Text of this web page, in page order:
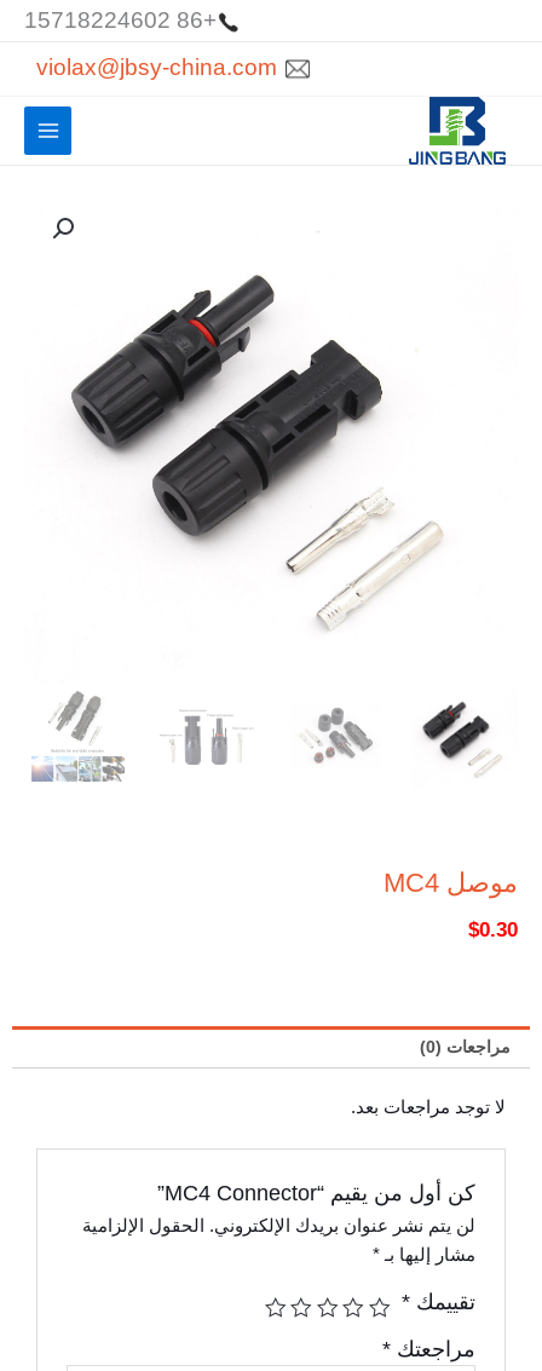
+86 15718224602
violax@jbsy-china.com
موصل MC4
$0.30
مراجعات (0)
لا توجد مراجعات بعد.
كن أول من يقيم “MC4 Connector”
لن يتم نشر عنوان بريدك الإلكتروني.
الحقول الإلزامية
مشار إليها بـ*
تقييمك*
مراجعتك*